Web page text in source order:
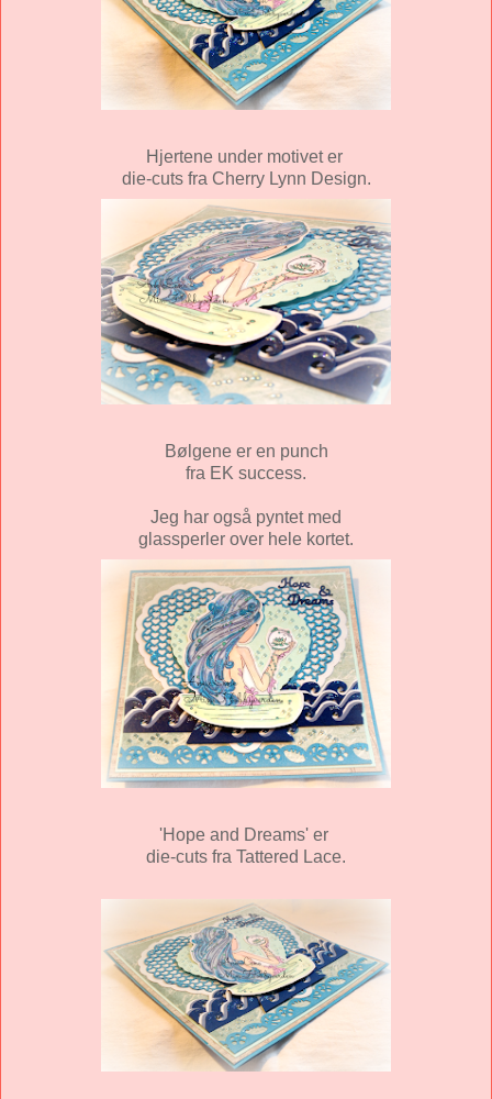
Hjertene under motivet er
die-cuts fra Cherry Lynn Design.
Bølgene er en punch
fra EK success.
Jeg har også pyntet med
glassperler over hele kortet.
'Hope and Dreams' er
die-cuts fra Tattered Lace.